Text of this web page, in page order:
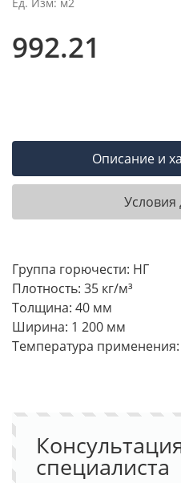
992.21
Описание и
Условия
Группа горючести: НГ
Плотность: 35 кг/м³
Толщина: 40 мм
Ширина: 1 200 мм
Температура применения:
специалиста